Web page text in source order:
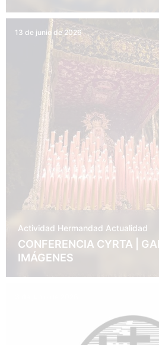
13 de junio de 2026
Actividad Hermandad Actualidad
CONFERENCIA CYRTA |
IMÁGENES